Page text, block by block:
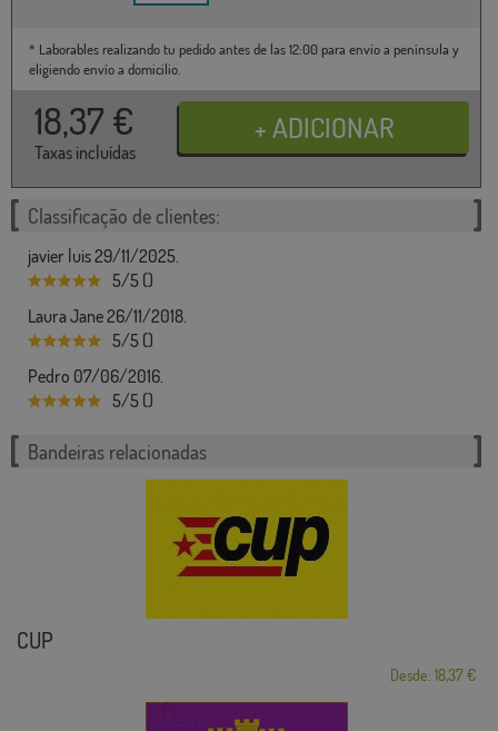
* Laborables realizando tu pedido antes de las 12:00 para envío a península y
eligiendo envío a domicilio.
18,37 €
Taxas incluídas
Classificação de clientes:
javier luis 29/11/2025.
5/5 ()
Laura Jane 26/11/2018.
5/5 ()
Pedro 07/06/2016.
5/5 ()
Bandeiras relacionadas
CUP
Desde: 18,37 €